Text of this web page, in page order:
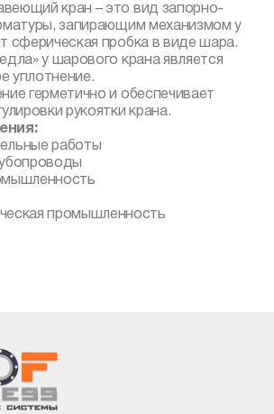
кран – это вид запорно-
запирающим ме­ханизмом у
сферическая пробка в виде шара.
у шаро­вого крана является
уплотнение.
герметично и обес­печивает
рукоятки крана.
работы
промышленность